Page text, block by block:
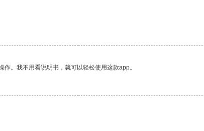
。我不用看说明书，就可以轻松使用这款app。